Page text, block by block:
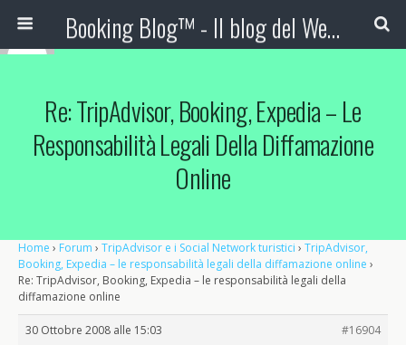
Booking Blog™ - Il blog del Web Marketing Turistico
Re: TripAdvisor, Booking, Expedia – Le
Responsabilità Legali Della Diffamazione
Online
Home › Forum › TripAdvisor e i Social Network turistici › TripAdvisor,
Booking, Expedia – le responsabilità legali della diffamazione online ›
Re: TripAdvisor, Booking, Expedia – le responsabilità legali della
diffamazione online
30 Ottobre 2008 alle 15:03
#16904